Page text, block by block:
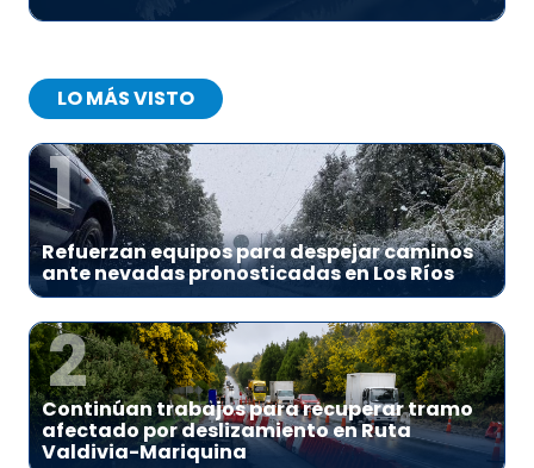
LO MÁS VISTO
1
Refuerzan equipos para despejar caminos
ante nevadas pronosticadas en Los Ríos
2
Continúan trabajos para recuperar tramo
afectado por deslizamiento en Ruta
Valdivia-Mariquina